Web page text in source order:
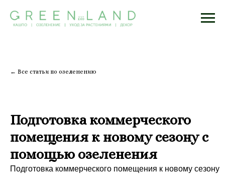
← Все статьи по озеленению
Подготовка коммерческого
помещения к новому сезону с
помощью озеленения
Подготовка коммерческого помещения к новому сезону